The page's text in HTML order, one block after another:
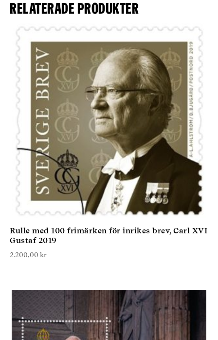
Relaterade produkter
Rulle med 100 frimärken för inrikes brev, Carl XVI
Gustaf 2019
2.200,00 kr